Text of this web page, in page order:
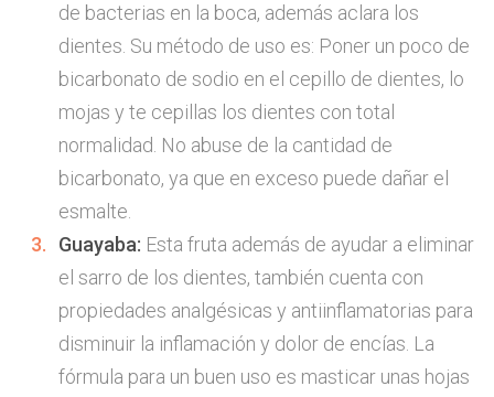
de bacterias en la boca, además aclara los
dientes. Su método de uso es: Poner un poco de
bicarbonato de sodio en el cepillo de dientes, lo
mojas y te cepillas los dientes con total
normalidad. No abuse de la cantidad de
bicarbonato, ya que en exceso puede dañar el
esmalte.
Guayaba: Esta fruta además de ayudar a eliminar
el sarro de los dientes, también cuenta con
propiedades analgésicas y antiinflamatorias para
disminuir la inflamación y dolor de encías. La
fórmula para un buen uso es masticar unas hojas